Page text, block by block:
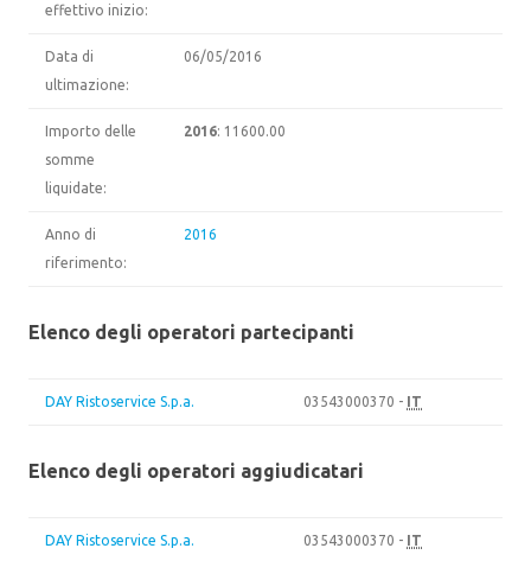
effettivo inizio:
Data di
ultimazione:
06/05/2016
Importo delle
somme
liquidate:
2016: 11600.00
Anno di
riferimento:
2016
Elenco degli operatori partecipanti
DAY Ristoservice S.p.a. 03543000370 - IT
Elenco degli operatori aggiudicatari
DAY Ristoservice S.p.a. 03543000370 - IT